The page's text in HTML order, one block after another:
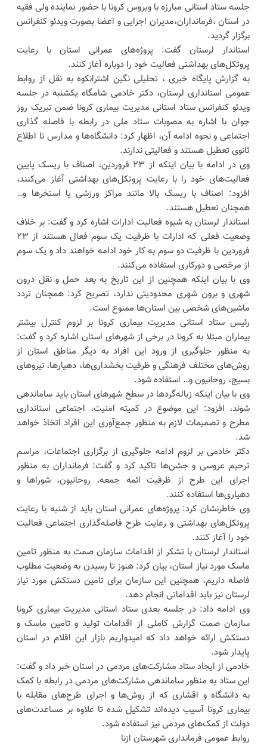
جلسه ستاد استانی مبارزه با ویروس کرونا با حضور نماینده ولی فقیه
در استان ،فرمانداران،مدیران اجرایی و اعضا بصورت ویدئو کنفرانس
برگزار گردید.
استاندار لرستان گفت: پروژه‌های عمرانی استان با رعایت
پروتکل‌های بهداشتی فعالیت خود را دوباره آغاز کنند.
به گزارش پایگاه خبری ، تحلیلی نگین اشترانکوه به نقل از روابط
عمومی استانداری لرستان، دکتر خادمی شامگاه یکشنبه در جلسه
ویدئو کنفرانس ستاد استانی مدیریت بیماری کرونا ضمن تبریک روز
جوان با اشاره به مصوبات ستاد ملی در رابطه با فاصله گذاری
اجتماعی و نحوه ادامه آن، اظهار کرد: دانشگاه‌ها و مدارس تا اطلاع
ثانوی تعطیل هستند و فعالیتی ندارند.
وی در ادامه با بیان اینکه از ۲۳ فروردین، اصناف با ریسک پایین
فعالیت‌های خود را با رعایت پروتکل‌های بهداشتی آغاز می‌کنند،
افزود: اصناف با ریسک بالا مانند مراکز ورزشی یا استخرها و…
همچنان تعطیل هستند.
استاندار لرستان به شیوه فعالیت ادارات اشاره کرد و گفت: بر خلاف
وضعیت فعلی که ادارات با ظرفیت یک سوم فعال هستند از ۲۳
فروردین با ظرفیت دو سوم به کار خود ادامه خواهند داد و یک سوم
از مرخصی و دورکاری استفاده می‌کنند.
وی با بیان اینکه همچنین از این تاریخ به بعد حمل و نقل درون
شهری و برون شهری محدودیتی ندارد، تصریح کرد: همچنان تردد
ماشین‌های شخصی بین استان‌ها ممنوع است.
رئیس ستاد استانی مدیریت بیماری کرونا بر لزوم کنترل بیشتر
بیماران مبتلا به کرونا در برخی از شهرهای استان اشاره کرد و گفت:
به منظور جلوگیری از ورود این افراد به دیگر مناطق استان از
روش‌های مختلف فرهنگی و ظرفیت بخشداری‌ها، دهیارها، نیروهای
بسیج، روحانیون و… استفاده شود.
وی با بیان اینکه زباله‌گردها در سطح شهرهای استان باید ساماندهی
شوند، افزود: این موضوع در کمیته امنیت، اجتماعی استانداری
مطرح و تصمیمات لازم به منظور جمع‌آوری این افراد اتخاذ خواهد
شد.
دکتر خادمی بر لزوم ادامه جلوگیری از برگزاری اجتماعات، مراسم
ترحیم عروسی و جشن‌ها تاکید کرد و گفت: فرمانداران به منظور
اجرای این طرح از ظرفیت ائمه جمعه، روحانیون، شوراها و
دهیاری‌ها استفاده کنند.
وی خاطرنشان کرد: پروژه‌های عمرانی استان باید از شنبه با رعایت
پروتکل‌های بهداشتی و رعایت طرح فاصله‌گذاری اجتماعی فعالیت
خود را آغاز کنند.
استاندار لرستان با تشکر از اقدامات سازمان صمت به منظور تامین
ماسک مورد نیاز استان، بیان کرد: هنوز تا رسیدن به وضعیت مطلوب
فاصله داریم، همچنین این سازمان برای تامین دستکش مورد نیاز
لرستان نیز باید اقداماتی انجام دهد.
وی ادامه داد: در جلسه بعدی ستاد استانی مدیریت بیماری کرونا
سازمان صمت گزارش کاملی از اقدامات تولید و تامین ماسک و
دستکش ارائه خواهد داد که امیدواریم بازار این اقلام در استان
پایدار شود.
خادمی از ایجاد ستاد مشارکت‌های مردمی در استان خبر داد و گفت:
این ستاد به منظور ساماندهی مشارکت‌های مردمی در رابطه با کمک
به دانشگاه و اقشاری که از روش‌ها و اجرای طرح‌های مقابله با
بیماری کرونا آسیب دیده‌اند تشکیل شده تا علاوه بر مساعدت‌های
دولت از کمک‌های مردمی نیز استفاده شود.
روابط عمومی فرمانداری شهرستان ازنا